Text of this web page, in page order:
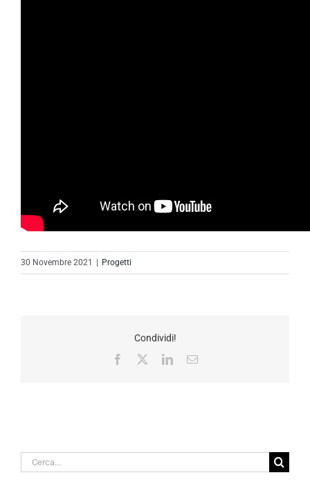
30 Novembre 2021 Progetti
Condividi!
Facebook
LinkedInEmail
Cerca